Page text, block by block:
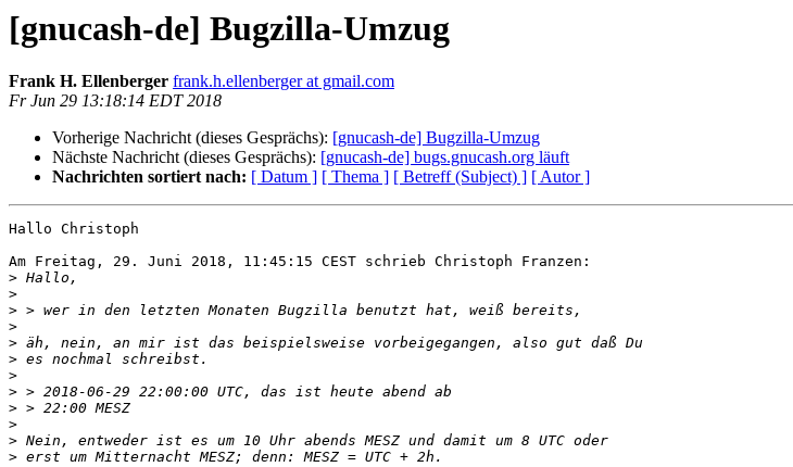
[gnucash-de] Bugzilla-Umzug
Frank H. Ellenberger frank.h.ellenberger at gmail.com
Fr Jun 29 13:18:14 EDT 2018
Vorherige Nachricht (dieses Gesprächs): [gnucash-de] Bugzilla-Umzug
Nächste Nachricht (dieses Gesprächs): [gnucash-de] bugs.gnucash.org läuft
Nachrichten sortiert nach: [ Datum ] [ Thema ] [ Betreff (Subject) ] [ Autor ]
Hallo Christoph
Am Freitag, 29. Juni 2018, 11:45:15 CEST schrieb Christoph Franzen:
>
>
>
>
>
>
>
>
>
>
>
>